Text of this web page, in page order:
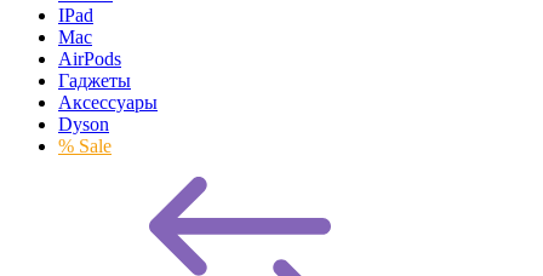
IPad
Mac
AirPods
Гаджеты
Аксессуары
Dyson
% Sale